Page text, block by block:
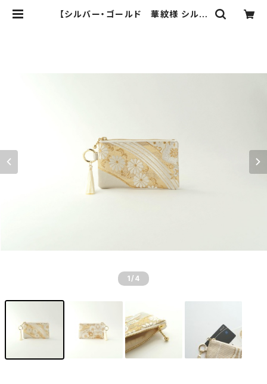
【シルバー・ゴールド 華紋様 シルク
のシルク帯のクラッチバック、ハンドバ
1 /4